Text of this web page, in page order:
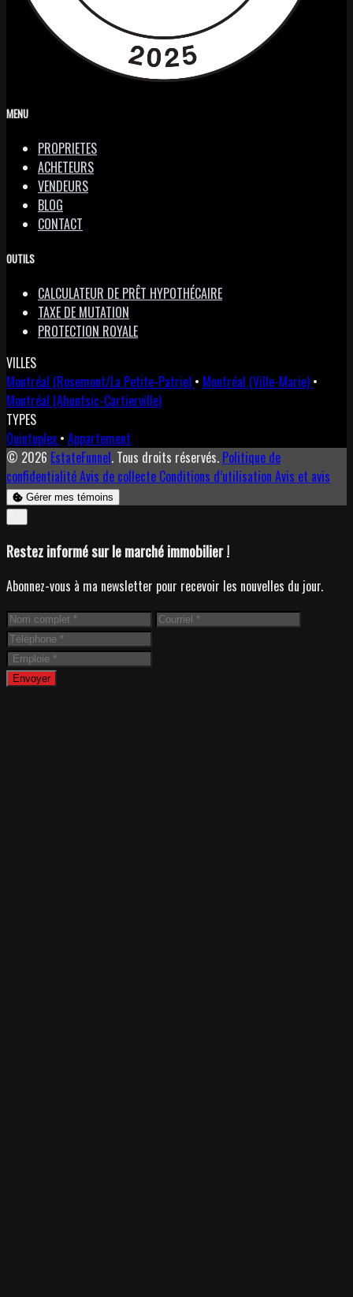
MENU
PROPRIETES
ACHETEURS
VENDEURS
BLOG
CONTACT
OUTILS
CALCULATEUR DE PRÊT HYPOTHÉCAIRE
TAXE DE MUTATION
PROTECTION ROYALE
VILLES
Montréal (Rosemont/La Petite-Patrie) • Montréal (Ville-Marie) •
Montréal (Ahuntsic-Cartierville)
TYPES
Quintuplex • Appartement
© 2026 EstateFunnel. Tous droits réservés. Politique de
confidentialitéAvis de collecte Conditions d’utilisation Avis et avis
Gérer mes témoins
Restez informé sur le marché immobilier !
Abonnez-vous à ma newsletter pour recevoir les nouvelles du jour.
Envoyer